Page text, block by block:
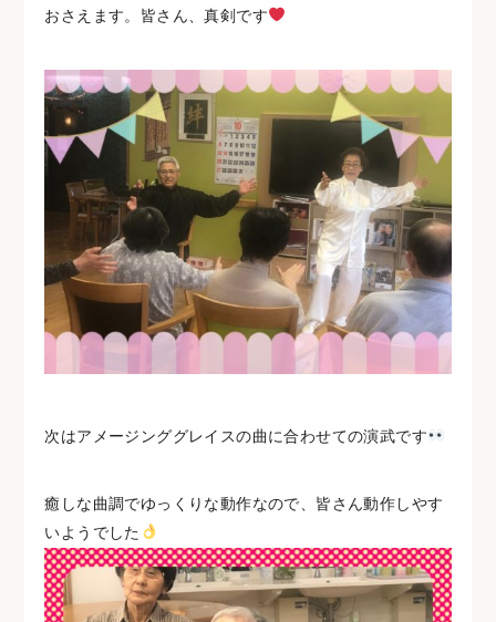
おさえます。皆さん、真剣です
次はアメージンググレイスの曲に合わせての演武です
癒しな曲調でゆっくりな動作なので、皆さん動作しやす
いようでした